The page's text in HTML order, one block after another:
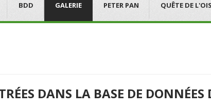
BDD GALERIE PETER PAN QUÊTE DE
DANS LA BASE DE DONNÉES